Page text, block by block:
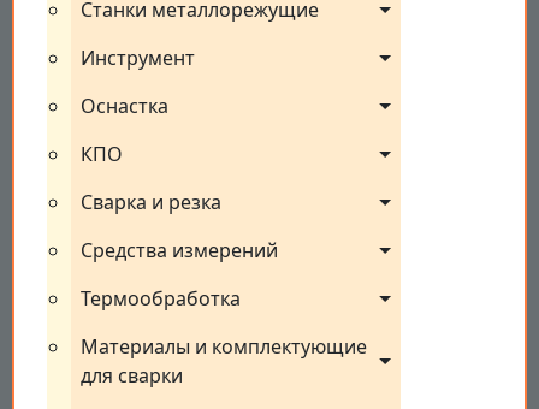
Станки металлорежущие
Инструмент
Оснастка
КПО
Сварка и резка
Средства измерений
Термообработка
Материалы и комплектующие
для сварки